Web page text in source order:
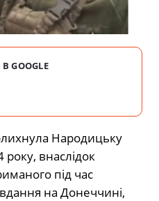
GOOGLE
Народицьку
внаслідок
під час
на Донеччині,